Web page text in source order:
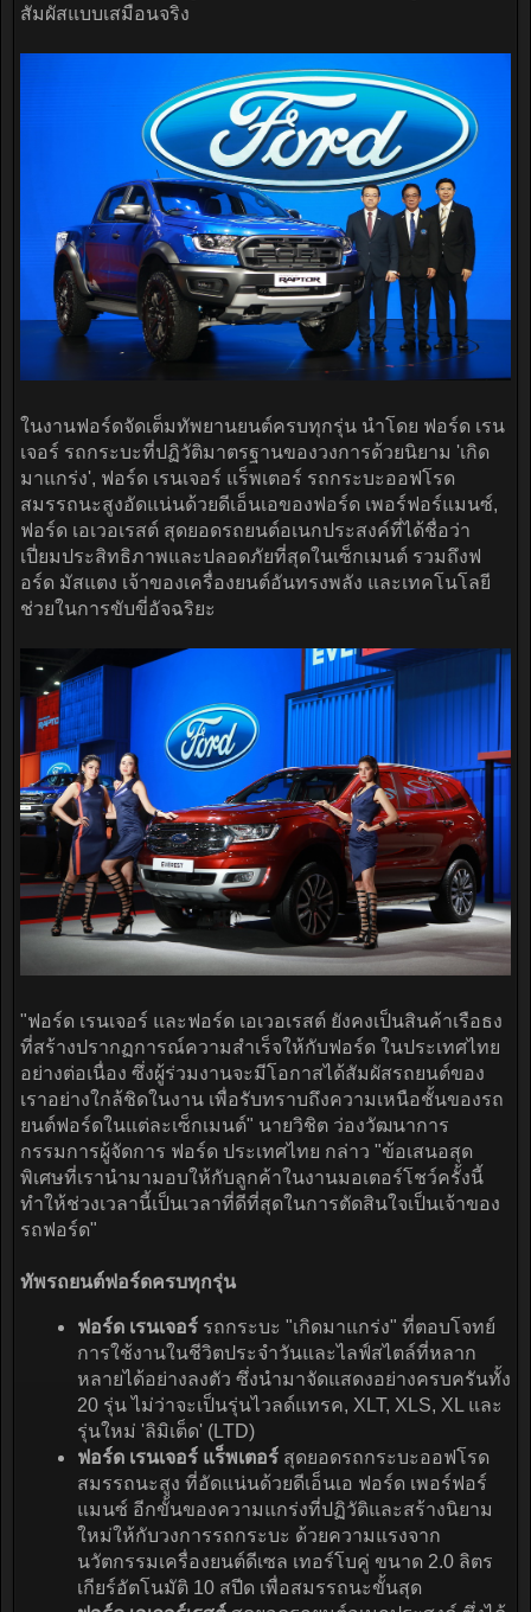
สัมผัสแบบเสมือนจริง
ในงานฟอร์ดจัดเต็มทัพยานยนต์ครบทุกรุ่น นำโดย ฟอร์ด เรน
เจอร์ รถกระบะที่ปฏิวัติมาตรฐานของวงการด้วยนิยาม 'เกิด
มาแกร่ง', ฟอร์ด เรนเจอร์ แร็พเตอร์ รถกระบะออฟโรด
สมรรถนะสูงอัดแน่นด้วยดีเอ็นเอของฟอร์ด เพอร์ฟอร์แมนซ์,
ฟอร์ด เอเวอเรสต์ สุดยอดรถยนต์อเนกประสงค์ที่ได้ชื่อว่า
เปี่ยมประสิทธิภาพและปลอดภัยที่สุดในเซ็กเมนต์ รวมถึงฟ
อร์ด มัสแตง เจ้าของเครื่องยนต์อันทรงพลัง และเทคโนโลยี
ช่วยในการขับขี่อัจฉริยะ
"ฟอร์ด เรนเจอร์ และฟอร์ด เอเวอเรสต์ ยังคงเป็นสินค้าเรือธง
ที่สร้างปรากฏการณ์ความสำเร็จให้กับฟอร์ด ในประเทศไทย
อย่างต่อเนื่อง ซึ่งผู้ร่วมงานจะมีโอกาสได้สัมผัสรถยนต์ของ
เราอย่างใกล้ชิดในงาน เพื่อรับทราบถึงความเหนือชั้นของรถ
ยนต์ฟอร์ดในแต่ละเซ็กเมนต์" นายวิชิต ว่องวัฒนาการ
กรรมการผู้จัดการ ฟอร์ด ประเทศไทย กล่าว "ข้อเสนอสุด
พิเศษที่เรานำมามอบให้กับลูกค้าในงานมอเตอร์โชว์ครั้งนี้
ทำให้ช่วงเวลานี้เป็นเวลาที่ดีที่สุดในการตัดสินใจเป็นเจ้าของ
รถฟอร์ด"
ทัพรถยนต์ฟอร์ดครบทุกรุ่น
ฟอร์ด เรนเจอร์ รถกระบะ "เกิดมาแกร่ง" ที่ตอบโจทย์
การใช้งานในชีวิตประจำวันและไลฟ์สไตล์ที่หลาก
หลายได้อย่างลงตัว ซึ่งนำมาจัดแสดงอย่างครบครันทั้ง
20 รุ่น ไม่ว่าจะเป็นรุ่นไวลด์แทรค, XLT, XLS, XL และ
รุ่นใหม่ 'ลิมิเต็ด' (LTD)
ฟอร์ด เรนเจอร์ แร็พเตอร์ สุดยอดรถกระบะออฟโรด
สมรรถนะสูง ที่อัดแน่นด้วยดีเอ็นเอ ฟอร์ด เพอร์ฟอร์
แมนซ์ อีกขั้นของความแกร่งที่ปฏิวัติและสร้างนิยาม
ใหม่ให้กับวงการรถกระบะ ด้วยความแรงจาก
นวัตกรรมเครื่องยนต์ดีเซล เทอร์โบคู่ ขนาด 2.0 ลิตร
เกียร์อัตโนมัติ 10 สปีด เพื่อสมรรถนะขั้นสุด